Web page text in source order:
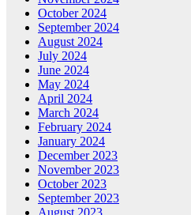
October 2024
September 2024
August 2024
July 2024
June 2024
May 2024
April 2024
March 2024
February 2024
January 2024
December 2023
November 2023
October 2023
September 2023
August 2023